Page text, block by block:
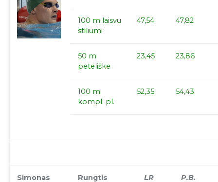
100 m laisvu
stiliumi
47,54 47,82
50 m
peteliške
23,45 23,86
100 m
kompl. pl.
52,35 54,43
Simonas Rungtis LR P.B.